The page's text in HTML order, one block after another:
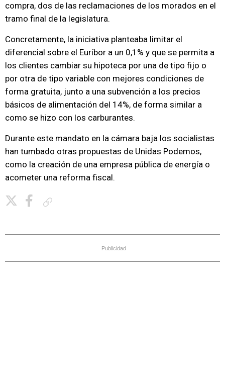
compra, dos de las reclamaciones de los morados en el
tramo final de la legislatura.
Concretamente, la iniciativa planteaba limitar el
diferencial sobre el Euríbor a un 0,1% y que se permita a
los clientes cambiar su hipoteca por una de tipo fijo o
por otra de tipo variable con mejores condiciones de
forma gratuita, junto a una subvención a los precios
básicos de alimentación del 14%, de forma similar a
como se hizo con los carburantes.
Durante este mandato en la cámara baja los socialistas
han tumbado otras propuestas de Unidas Podemos,
como la creación de una empresa pública de energía o
acometer una reforma fiscal.
Publicidad